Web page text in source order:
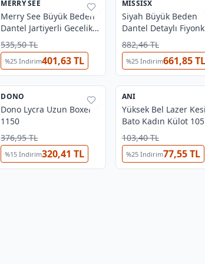
%35
MERRY SEE
Merry See Büyük Beden
Dantel Jartiyerli Gecelik+
ÇORAP HEDİYELİ
535,50 TL
%25 İndirim401,63 TL
%39
MISSISX
Siyah Büyük Beden
Dantel Detaylı
Gecelik missisX 3075
882,46 TL
%25İndirim661,85 TL
%27
⭐Yıldız Fırsat
4
DONO
Dono Lycra Uzun Boxer
1150
376,95 TL
%15 İndirim320,41 TL
%37
ANI
Yüksek Bel Lazer
Bato Kadın Külot
103,40 TL
%25İndirim77,55 TL